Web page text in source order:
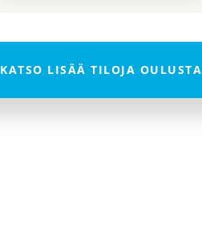
KATSO LISÄÄ TILOJA OULUSTA